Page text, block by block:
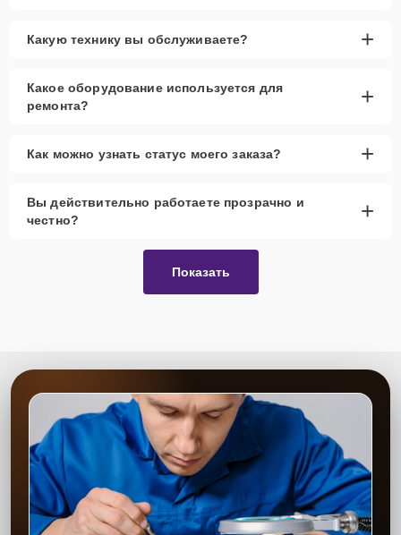
Какую технику вы обслуживаете? +
Какое оборудование используется для
ремонта?
+
Как можно узнать статус моего заказа? +
Вы действительно работаете прозрачно и
честно?
+
Показать